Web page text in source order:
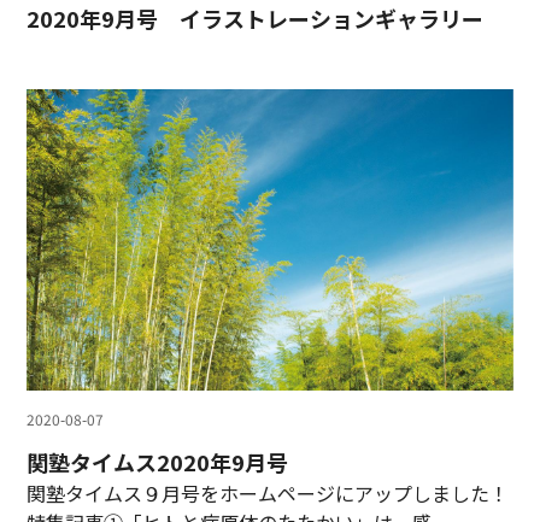
2020年9月号 イラストレーションギャラリー
2020-08-07
関塾タイムス2020年9月号
関塾タイムス９月号をホームページにアップしました！